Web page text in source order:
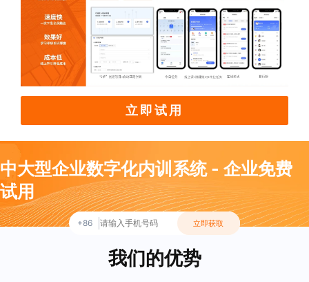
立即试用
中大型企业数字化内训系统 - 企业免费
试用
+86 立即获取
我们的优势